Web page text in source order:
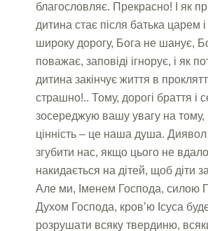
благословляє. Прекрасно! І як
дитина стає після батька царем
широку дорогу, Бога не шанує,
поважає, заповіді ігнорує, і як
дитина закінчує життя в
страшно!.. Тому, дорогі браття і
зосереджую вашу увагу на
цінність – це наша душа.
згубити нас, якщо цього не
накидається на дітей, щоб діти
Але ми, Іменем Господа, силою
Духом Господа, кров’ю Ісуса
розрушати всяку твердиню,